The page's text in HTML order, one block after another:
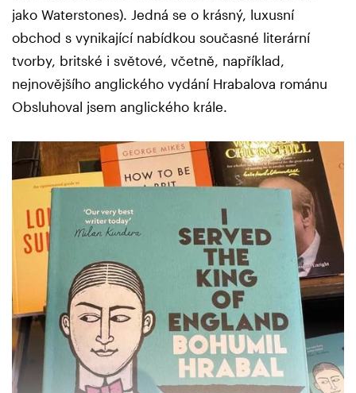
jako Waterstones). Jedná se o krásný, luxusní
obchod s vynikající nabídkou současné literární
tvorby, britské i světové, včetně, například,
nejnovějšího anglického vydání Hrabalova románu
Obsluhoval jsem anglického krále.